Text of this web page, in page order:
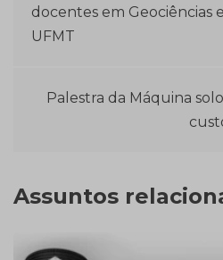
de
docentes em Geociências
UFMT
Palestra da Máquina
Assuntos